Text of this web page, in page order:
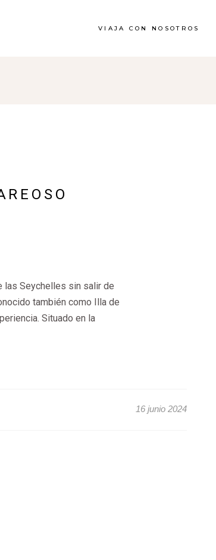
VIAJA CON NOSOTROS
las Seychelles sin salir de
también como Illa de
Situado en la
16 junio 2024